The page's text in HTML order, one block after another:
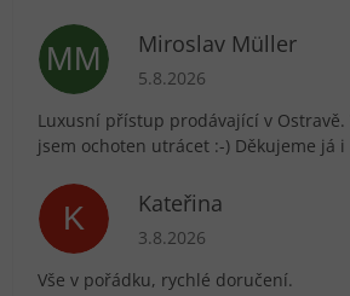
MM Miroslav Müller
Hodnocení obchodu je 5 z
5.8.2026
Luxusní přístup prodávající v Ostravě.
jsem ochoten utrácet :-) Děkujeme já i
K Kateřina
Hodnocení obchodu je 5 z
3.8.2026
Vše v pořádku, rychlé doručení.